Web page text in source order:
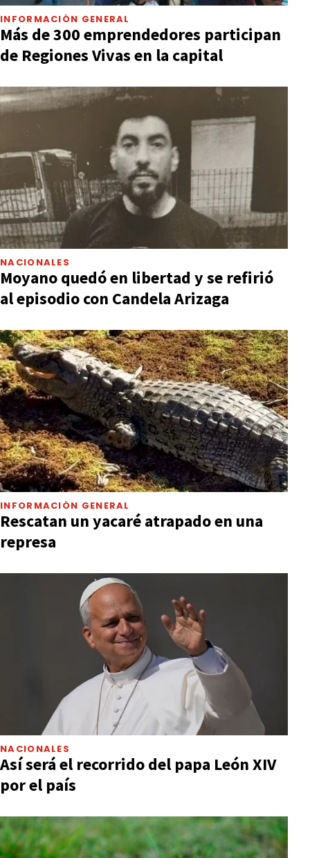
INFORMACIÓN GENERAL
Más de 300 emprendedores participan
de Regiones Vivas en la capital
NACIONALES
Moyano quedó en libertad y se refirió
al episodio con Candela Arizaga
INFORMACIÓN GENERAL
Rescatan un yacaré atrapado en una
represa
NACIONALES
Así será el recorrido del papa León XIV
por el país